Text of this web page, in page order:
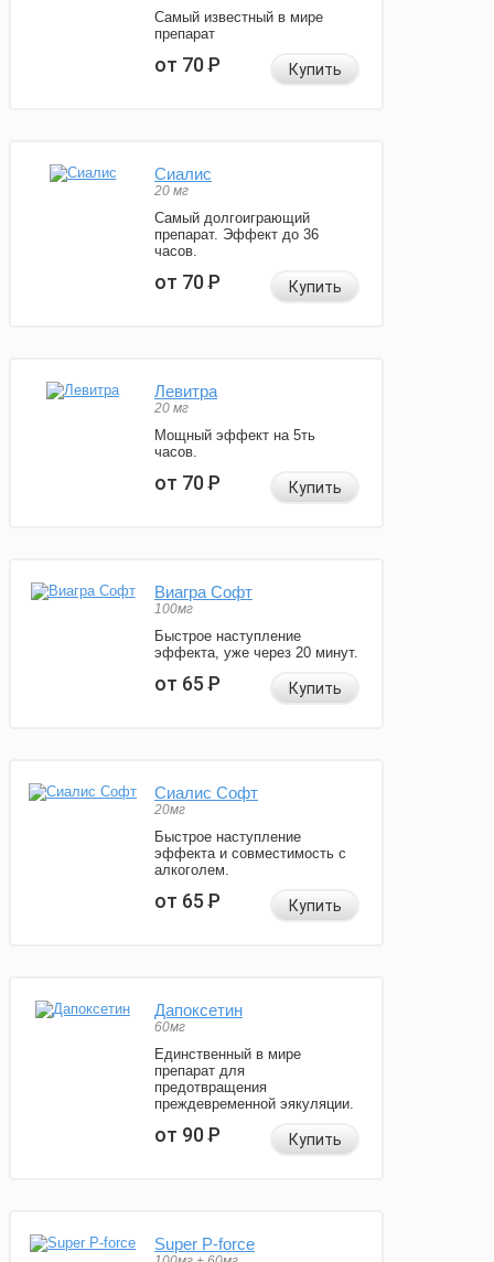
Самый известный в мире
препарат
от 70Р Купить
Сиалис
20 мг
Самый долгоиграющий
препарат. Эффект до 36
часов.
от 70Р Купить
Левитра
20 мг
Мощный эффект на 5ть
часов.
от 70Р Купить
Виагра Софт
100мг
Быстрое наступление
эффекта, уже через 20 минут.
от 65Р Купить
Сиалис Софт
20мг
Быстрое наступление
эффекта и совместимость с
алкоголем.
от 65Р Купить
Дапоксетин
60мг
Единственный в мире
препарат для
предотвращения
преждевременной эякуляции.
от 90Р Купить
Super P-force